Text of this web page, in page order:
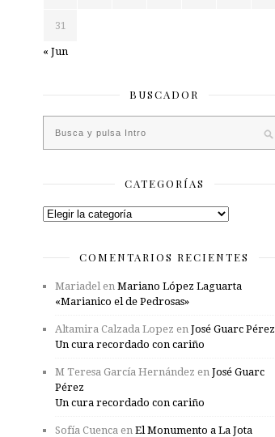
31
« Jun
BUSCADOR
CATEGORÍAS
Categorías
COMENTARIOS RECIENTES
Mariadelen Mariano López Laguarta
«Marianico el de Pedrosas»
Altamira Calzada Lopez en José Guarc Pérez
Un cura recordado con cariño
M Teresa García Hernández en José Guarc
Pérez
Un cura recordado con cariño
Sofía Cuenca en El Monumento a La Jota